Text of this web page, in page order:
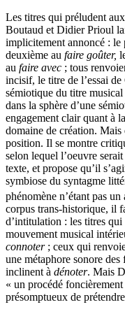
Les titres qui préludent
Boutaud et Didier Prioul
implicitement annoncé : le
deuxième au faire goûter,
au faire avec ; tous
incisif, le titre de l’essai
sémiotique du titre musical
dans la sphère d’une
engagement clair quant à
domaine de création. Mais
position. Il se montre
selon lequel l’oeuvre
texte, et propose qu’il
symbiose du syntagme
phénomène n’étant pas
corpus trans-historique, il
d’intitulation : les titres
mouvement musical
connoter ; ceux qui
une métaphore sonore des
inclinent à dénoter. Mais
« un procédé
présomptueux de